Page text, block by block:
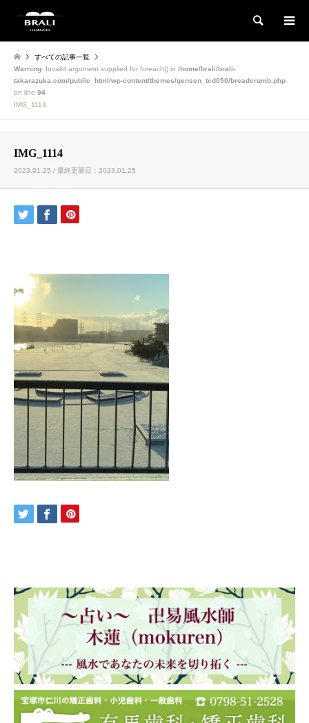
検索
すべての記事一覧
Warning: Invalid argument supplied for foreach() in /home/brali/brali-
takarazuka.com/public_html/wp-content/themes/gensen_tcd050/breadcrumb.php
on line 94
IMG_1114
IMG_1114
2023.01.25 / 最終更新日：2023.01.25